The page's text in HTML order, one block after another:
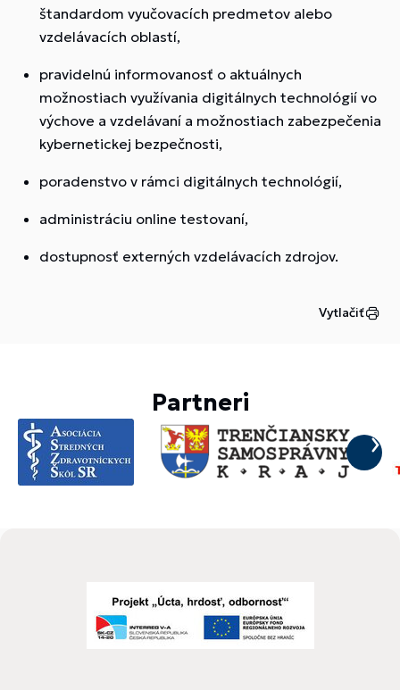
štandardom vyučovacích predmetov alebo
vzdelávacích oblastí,
pravidelnú informovanosť o aktuálnych
možnostiach využívania digitálnych technológií vo
výchove a vzdelávaní a možnostiach zabezpečenia
kybernetickej bezpečnosti,
poradenstvo v rámci digitálnych technológií,
administráciu online testovaní,
dostupnosť externých vzdelávacích zdrojov.
Vytlačiť
Partneri